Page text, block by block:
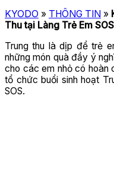
KYODO » THÔNG TIN »
Thu tại Làng Trẻ Em SOS
Trung thu là dịp để trẻ
những món quà đầy ý
cho các em nhỏ có hoàn
tổ chức buổi sinh hoạt
SOS.